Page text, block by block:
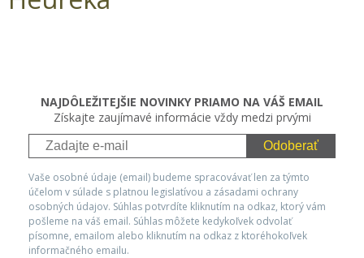
NAJDÔLEŽITEJŠIE NOVINKY PRIAMO NA VÁŠ EMAIL
Získajte zaujímavé informácie vždy medzi prvými
Odoberať
Vaše osobné údaje (email) budeme spracovávať len za týmto
účelom v súlade s platnou legislatívou a zásadami ochrany
osobných údajov. Súhlas potvrdíte kliknutím na odkaz, ktorý vám
pošleme na váš email. Súhlas môžete kedykoľvek odvolať
písomne, emailom alebo kliknutím na odkaz z ktoréhokoľvek
informačného emailu.